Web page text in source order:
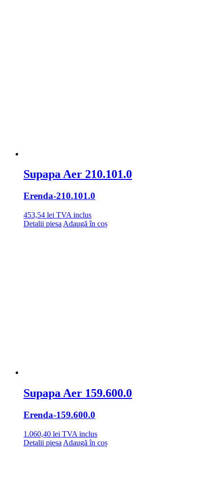
Supapa Aer 210.101.0
Erenda-210.101.0
453,54 lei TVA inclus
Detalii piesa Adaugă în coș
Supapa Aer 159.600.0
Erenda-159.600.0
1.060,40 lei TVA inclus
Detalii piesa Adaugă în coș